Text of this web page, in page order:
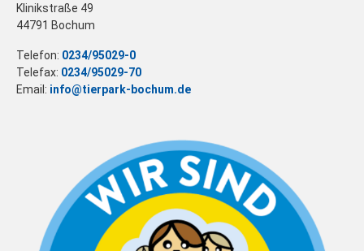
Klinikstraße 49
44791 Bochum
Telefon: 0234/95029-0
Telefax: 0234/95029-70
Email: info@tierpark-bochum.de